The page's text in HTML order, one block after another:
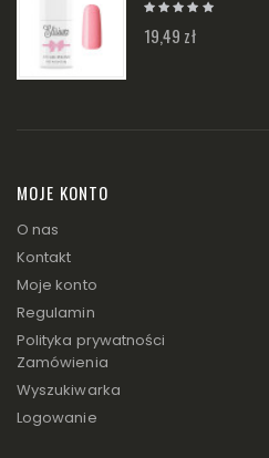
19,49 zł
MOJE KONTO
O nas
Kontakt
Moje konto
Regulamin
Polityka prywatności
Zamówienia
Wyszukiwarka
Logowanie